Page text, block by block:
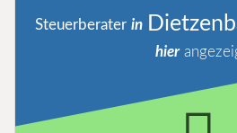
Steuerberater in
hier